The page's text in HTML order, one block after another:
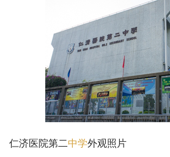
仁济医院第二中学外观照片